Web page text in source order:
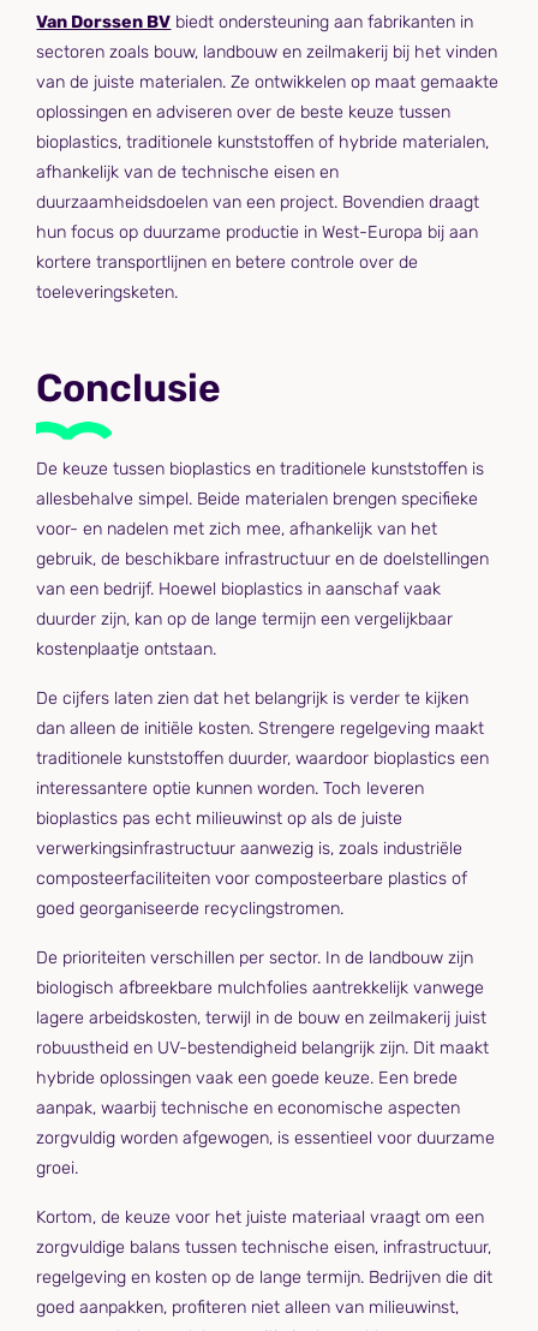
Van Dorssen BV biedt ondersteuning aan fabrikanten in
sectoren zoals bouw, landbouw en zeilmakerij bij het vinden
van de juiste materialen. Ze ontwikkelen op maat gemaakte
oplossingen en adviseren over de beste keuze tussen
bioplastics, traditionele kunststoffen of hybride materialen,
afhankelijk van de technische eisen en
duurzaamheidsdoelen van een project. Bovendien draagt
hun focus op duurzame productie in West-Europa bij aan
kortere transportlijnen en betere controle over de
toeleveringsketen.
Conclusie
De keuze tussen bioplastics en traditionele kunststoffen is
allesbehalve simpel. Beide materialen brengen specifieke
voor- en nadelen met zich mee, afhankelijk van het
gebruik, de beschikbare infrastructuur en de doelstellingen
van een bedrijf. Hoewel bioplastics in aanschaf vaak
duurder zijn, kan op de lange termijn een vergelijkbaar
kostenplaatje ontstaan.
De cijfers laten zien dat het belangrijk is verder te kijken
dan alleen de initiële kosten. Strengere regelgeving maakt
traditionele kunststoffen duurder, waardoor bioplastics een
interessantere optie kunnen worden. Toch leveren
bioplastics pas echt milieuwinst op als de juiste
verwerkingsinfrastructuur aanwezig is, zoals industriële
composteerfaciliteiten voor composteerbare plastics of
goed georganiseerde recyclingstromen.
De prioriteiten verschillen per sector. In de landbouw zijn
biologisch afbreekbare mulchfolies aantrekkelijk vanwege
lagere arbeidskosten, terwijl in de bouw en zeilmakerij juist
robuustheid en UV-bestendigheid belangrijk zijn. Dit maakt
hybride oplossingen vaak een goede keuze. Een brede
aanpak, waarbij technische en economische aspecten
zorgvuldig worden afgewogen, is essentieel voor duurzame
groei.
Kortom, de keuze voor het juiste materiaal vraagt om een
zorgvuldige balans tussen technische eisen, infrastructuur,
regelgeving en kosten op de lange termijn. Bedrijven die dit
goed aanpakken, profiteren niet alleen van milieuwinst,